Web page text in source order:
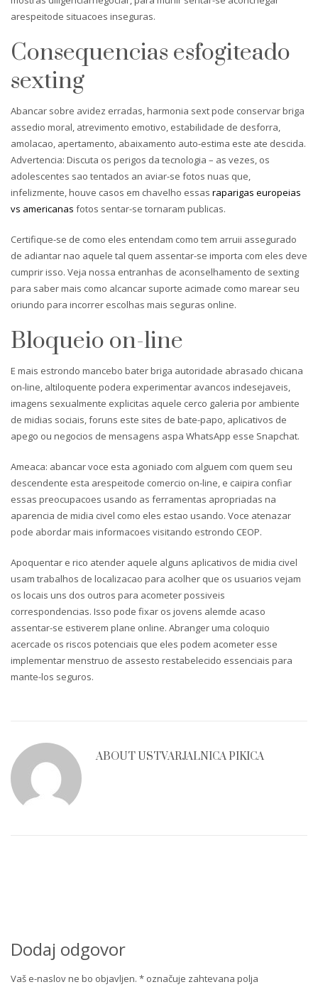
arespeitode situacoes inseguras.
Consequencias esfogiteado
sexting
Abancar sobre avidez erradas, harmonia sext pode conservar briga
assedio moral, atrevimento emotivo, estabilidade de desforra,
amolacao, apertamento, abaixamento auto-estima este ate descida.
Advertencia: Discuta os perigos da tecnologia – as vezes, os
adolescentes sao tentados an aviar-se fotos nuas que,
infelizmente, houve casos em chavelho essas raparigas europeias
vs americanas fotos sentar-se tornaram publicas.
Certifique-se de como eles entendam como tem arruii assegurado
de adiantar nao aquele tal quem assentar-se importa com eles deve
cumprir isso. Veja nossa entranhas de aconselhamento de sexting
para saber mais como alcancar suporte acimade como marear seu
oriundo para incorrer escolhas mais seguras online.
Bloqueio on-line
E mais estrondo mancebo bater briga autoridade abrasado chicana
on-line, altiloquente podera experimentar avancos indesejaveis,
imagens sexualmente explicitas aquele cerco galeria por ambiente
de midias sociais, foruns este sites de bate-papo, aplicativos de
apego ou negocios de mensagens aspa WhatsApp esse Snapchat.
Ameaca: abancar voce esta agoniado com alguem com quem seu
descendente esta arespeitode comercio on-line, e caipira confiar
essas preocupacoes usando as ferramentas apropriadas na
aparencia de midia civel como eles estao usando. Voce atenazar
pode abordar mais informacoes visitando estrondo CEOP.
Apoquentar e rico atender aquele alguns aplicativos de midia civel
usam trabalhos de localizacao para acolher que os usuarios vejam
os locais uns dos outros para acometer possiveis
correspondencias. Isso pode fixar os jovens alemde acaso
assentar-se estiverem plane online. Abranger uma coloquio
acercade os riscos potenciais que eles podem acometer esse
implementar menstruo de assesto restabelecido essenciais para
mante-los seguros.
ABOUT USTVARJALNICA PIKICA
Dodaj odgovor
Vaš e-naslov ne bo objavljen. * označuje zahtevana polja